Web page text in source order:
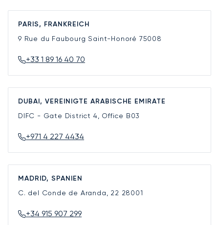
PARIS, FRANKREICH
9 Rue du Faubourg Saint-Honoré 75008
+33 1 89 16 40 70
DUBAI, VEREINIGTE ARABISCHE EMIRATE
DIFC - Gate District 4, Office B03
+971 4 227 4434
MADRID, SPANIEN
C. del Conde de Aranda, 22 28001
+34 915 907 299